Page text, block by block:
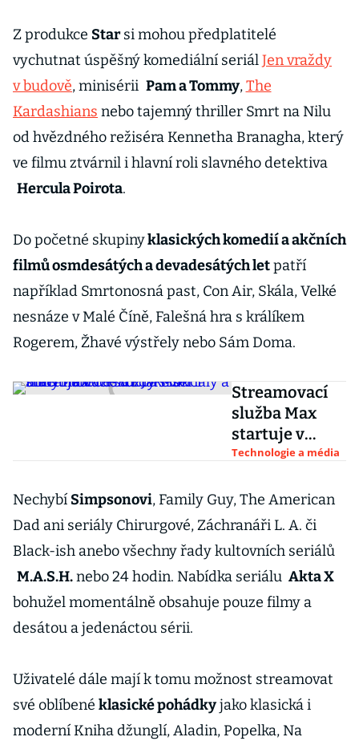
Z produkce Starsi mohou předplatitelé
vychutnat úspěšný komediální seriálJen vraždy
v budově, minisérii Pam a Tommy,The
Kardashians nebo tajemný thriller Smrt na Nilu
od hvězdného režiséra Kennetha Branagha, který
ve filmu ztvárnil i hlavní roli slavného detektiva
Hercula Poirota.
Do početné skupinyklasických komedií a akčních
filmů osmdesátých a devadesátých letpatří
například Smrtonosná past, Con Air, Skála, Velké
nesnáze v Malé Číně, Falešná hra s králíkem
Rogerem, Žhavé výstřely nebo Sám Doma.
Streamovací
služba Max
startuje v
Česku. Jaké
nabídne a kdy
skončí HBO
Technologie a média
Nechybí Simpsonovi, Family Guy, The American
Dad ani seriály Chirurgové, Záchranáři L. A. či
Black-ish anebo všechny řady kultovních seriálů
M.A.S.H.nebo 24 hodin. Nabídka seriálu Akta X
bohužel momentálně obsahuje pouze filmy a
desátou a jedenáctou sérii.
Uživatelé dále mají k tomu možnost streamovat
své oblíbené klasické pohádkyjako klasická i
moderní Kniha džunglí, Aladin, Popelka, Na